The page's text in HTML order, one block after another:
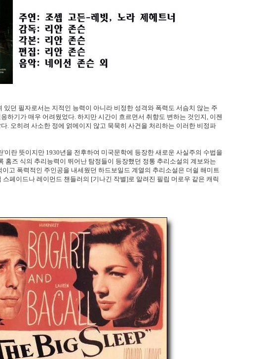
있던 필자로서는 지적인 능력이 아니라 비정한 성격와 폭력도 서슴치 않는 주
하기가 매우 어려웠었다. 하지만 시간이 흐르면서 취향도 변하는 것인지, 이젠
. 오히려 사소한 정에 얽메이지 않고 묵묵히 사건을 처리하는 이러한 비정파
이란 뜻이지만 1930년을 전후하여 미국문학에 등장한 새로운 사실주의 수법을
홈즈 식의 추리능력이 뛰어난 탐정들이 등장했던 정통 추리소설의 계보와는
고 폭력적인 주인공을 내세웠던 하드보일드 계열의 추리소설은 더쉴 해미트
페이드나 레이먼드 챈들러의 [기나긴 작별]로 알려진 필립 머로우 같은 캐릭